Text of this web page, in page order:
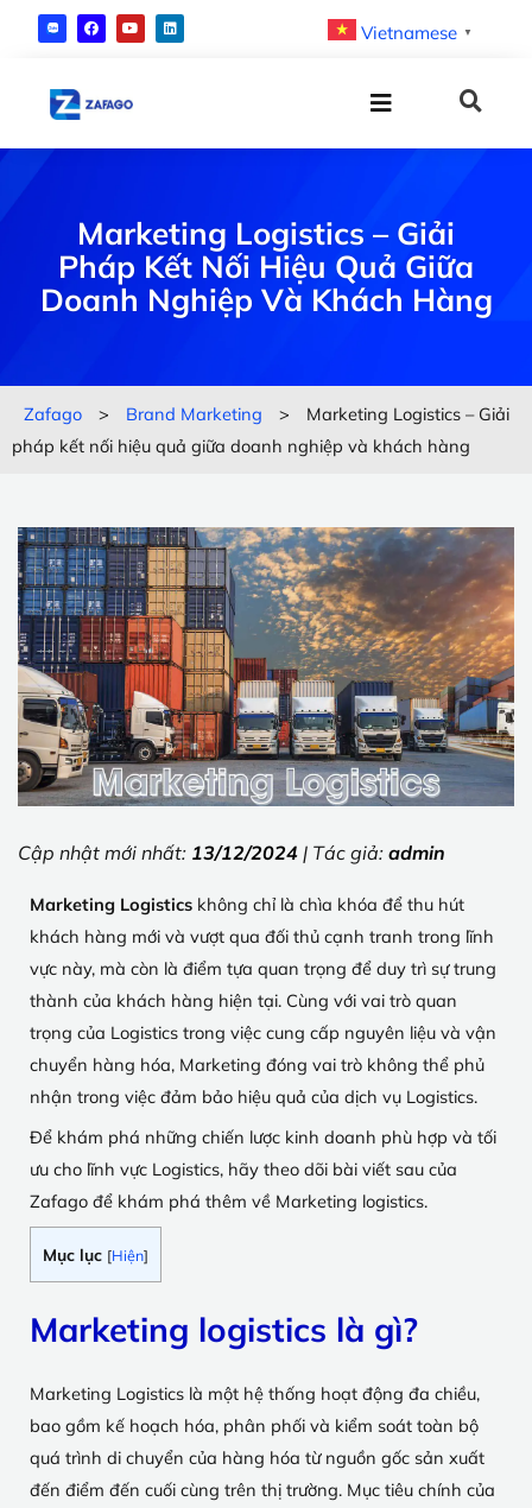
Vietnamese ▼
Marketing Logistics – Giải
Pháp Kết Nối Hiệu Quả Giữa
Doanh Nghiệp Và Khách Hàng
Zafago > Brand Marketing >
Marketing Logistics – Giải
pháp kết nối hiệu quả giữa doanh nghiệp và khách hàng
Cập nhật mới nhất: 13/12/2024 | Tác giả: admin
Marketing Logistics không chỉ là chìa khóa để thu hút
khách hàng mới và vượt qua đối thủ cạnh tranh trong lĩnh
vực này, mà còn là điểm tựa quan trọng để duy trì sự trung
thành của khách hàng hiện tại. Cùng với vai trò quan
trọng của Logistics trong việc cung cấp nguyên liệu và vận
chuyển hàng hóa, Marketing đóng vai trò không thể phủ
nhận trong việc đảm bảo hiệu quả của dịch vụ Logistics.
Để khám phá những chiến lược kinh doanh phù hợp và tối
ưu cho lĩnh vực Logistics, hãy theo dõi bài viết sau của
Zafago để khám phá thêm về Marketing logistics.
Mục lục [Hiện]
Marketing logistics là gì?
Marketing Logistics là một hệ thống hoạt động đa chiều,
bao gồm kế hoạch hóa, phân phối và kiểm soát toàn bộ
quá trình di chuyển của hàng hóa từ nguồn gốc sản xuất
đến điểm đến cuối cùng trên thị trường. Mục tiêu chính của